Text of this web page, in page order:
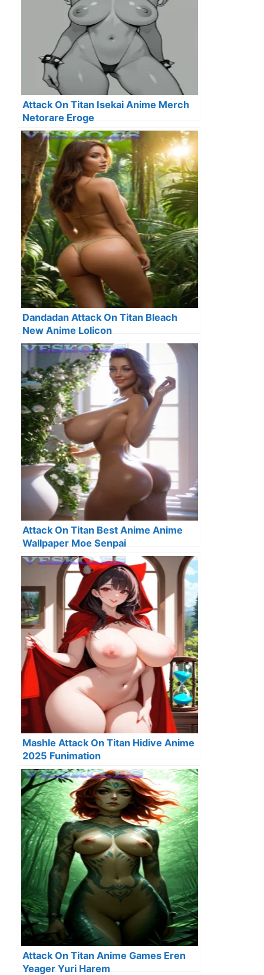
Attack On Titan Isekai Anime Merch
Netorare Eroge
Dandadan Attack On Titan Bleach
New Anime Lolicon
Attack On Titan Best Anime Anime
Wallpaper Moe Senpai
Mashle Attack On Titan Hidive Anime
2025 Funimation
Attack On Titan Anime Games Eren
Yeager Yuri Harem